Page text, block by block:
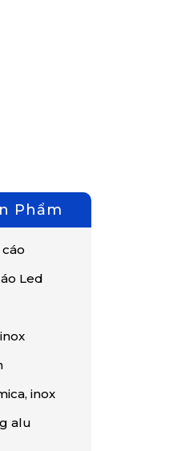
Phẩm
Led
inox
alu